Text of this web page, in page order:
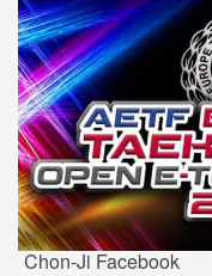
Chon-Ji Facebook